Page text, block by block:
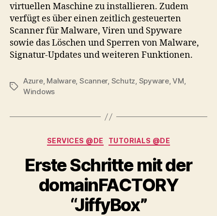
virtuellen Maschine zu installieren. Zudem
verfügt es über einen zeitlich gesteuerten
Scanner für Malware, Viren und Spyware
sowie das Löschen und Sperren von Malware,
Signatur-Updates und weiteren Funktionen.
Tags
Azure, Malware, Scanner, Schutz, Spyware,VM,
Windows
Categories
SERVICES @DE TUTORIALS @DE
Erste Schritte mit der
domainFACTORY
“JiffyBox”